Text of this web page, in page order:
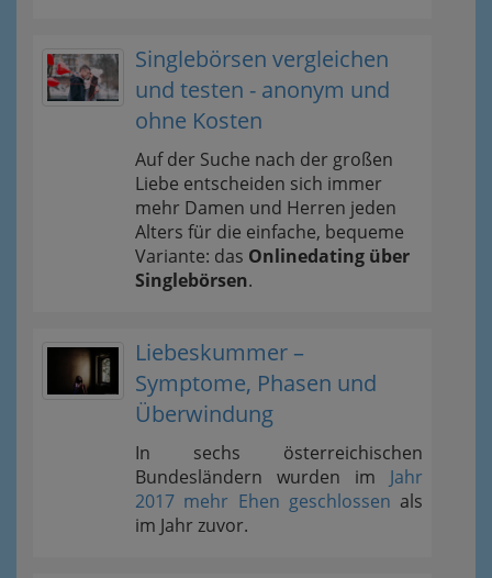
Singlebörsen vergleichen
und testen - anonym und
ohne Kosten
Auf der Suche nach der großen
Liebe entscheiden sich immer
mehr Damen und Herren jeden
Alters für die einfache, bequeme
Variante: das Onlinedating über
Singlebörsen.
Liebeskummer –
Symptome, Phasen und
Überwindung
In sechs österreichischen
Bundesländern wurden im Jahr
2017 mehr Ehen geschlossen als
im Jahr zuvor.